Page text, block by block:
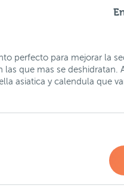
perfecto para mejorar la
que mas se deshidratan.
asiatica y calendula que